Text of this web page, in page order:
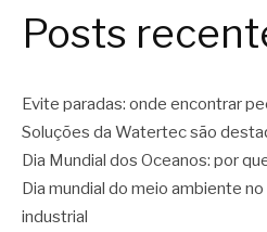
Posts
Evite paradas: onde encontrar
Soluções da Watertec são
Dia Mundial dos Oceanos: por
Dia mundial do meio ambiente
industrial